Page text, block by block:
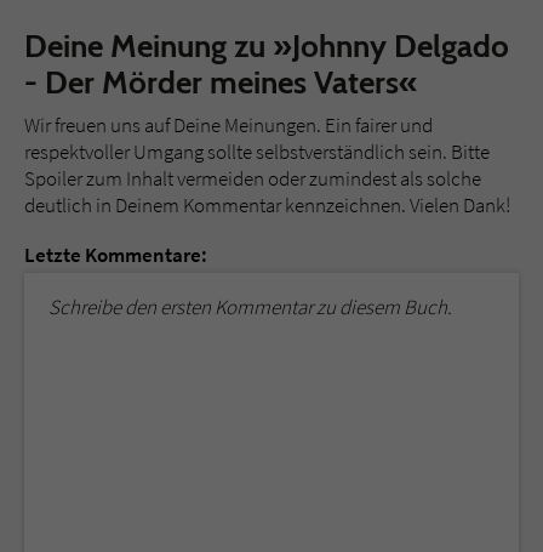
Deine Meinung zu »Johnny Delgado
- Der Mörder meines Vaters«
Wir freuen uns auf Deine Meinungen. Ein fairer und
respektvoller Umgang sollte selbstverständlich sein. Bitte
Spoiler zum Inhalt vermeiden oder zumindest als solche
deutlich in Deinem Kommentar kennzeichnen. Vielen Dank!
Letzte Kommentare:
Schreibe den ersten Kommentar zu diesem Buch.